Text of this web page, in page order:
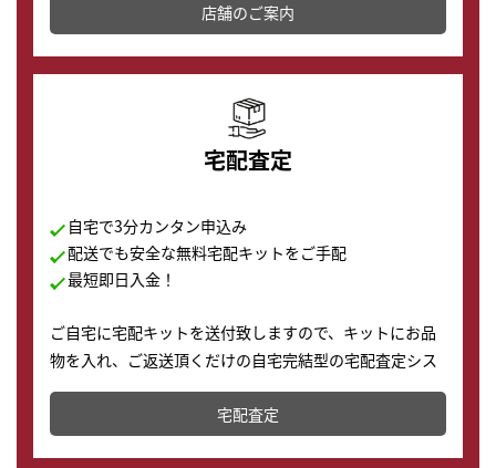
店舗を併設しており、下取りに出してお得に新しい時計
の購入もできます♪
店舗のご案内
宅配査定
自宅で3分カンタン申込み
配送でも安全な無料宅配キットをご手配
最短即日入金！
ご自宅に宅配キットを送付致しますので、キットにお品
物を入れ、ご返送頂くだけの自宅完結型の宅配査定シス
テムです。
配送でも簡単&安全に査定・買取に出すことが可能で
す。
宅配査定